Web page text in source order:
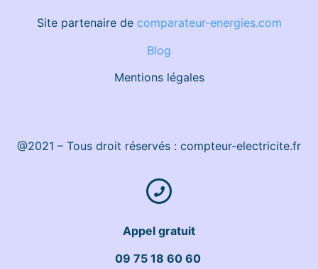
Site partenaire de comparateur-energies.com
Blog
Mentions légales
@2021 – Tous droit réservés : compteur-electricite.fr
Appel gratuit
09 75 18 60 60